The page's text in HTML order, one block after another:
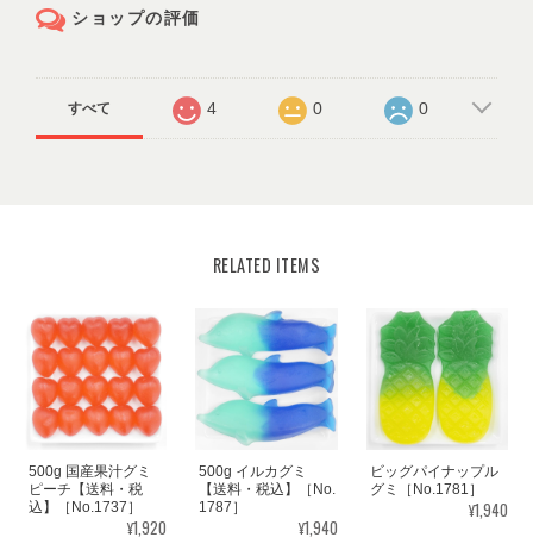
ショップの評価
すべて 4 0 0
RELATED ITEMS
500g 国産果汁グミ
ピーチ【送料・税
込】［No.1737］
¥1,920
500g イルカグミ
【送料・税込】［No.
1787］
¥1,940
ビッグパイナップル
グミ［No.1781］
¥1,940